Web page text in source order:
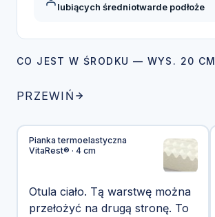
lubiących średniotwarde podłoże
CO JEST W ŚRODKU — WYS. 20 CM
PRZEWIŃ
Pianka termoelastyczna
VitaRest® · 4 cm
Otula ciało. Tą warstwę można
przełożyć na drugą stronę. To